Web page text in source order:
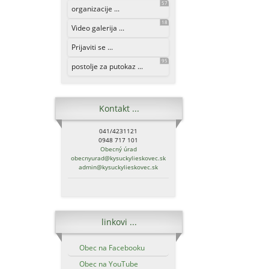
organizacije ...
57
Video galerija ...
18
Prijaviti se ...
postolje za putokaz ...
95
Kontakt ...
041/4231121
0948 717 101
Obecný úrad
obecnyurad@kysuckylieskovec.sk
admin@kysuckylieskovec.sk
linkovi ...
Obec na Facebooku
Obec na YouTube